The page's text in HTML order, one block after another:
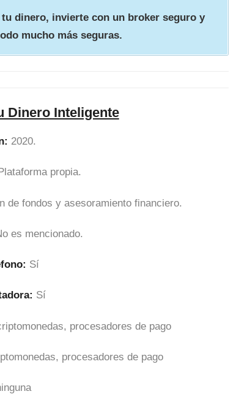
dinero, invierte con un broker seguro y
mucho más seguras.
Dinero Inteligente
2020.
Plataforma propia.
de fondos y asesoramiento financiero.
es mencionado.
Sí
Sí
procesadores de pago
procesadores de pago